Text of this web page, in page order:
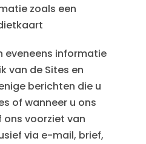
zoals een
eveneens informatie
van de Sites en
berichten die u
of wanneer u ons
voorziet van
via e-mail, brief,